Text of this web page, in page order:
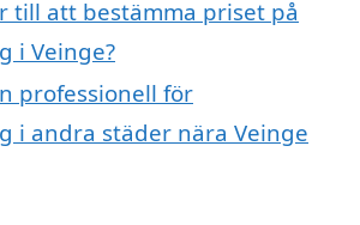
till att bestämma priset på
i Veinge?
professionell för
i andra städer nära Veinge